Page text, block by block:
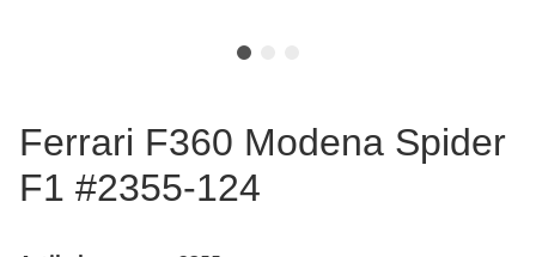
Ferrari F360 Modena Spider
F1 #2355-124